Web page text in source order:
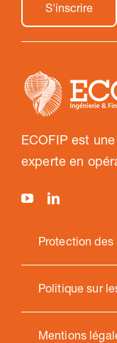
ECOFIP est
experte en
Protection des
Politique sur
Mentions